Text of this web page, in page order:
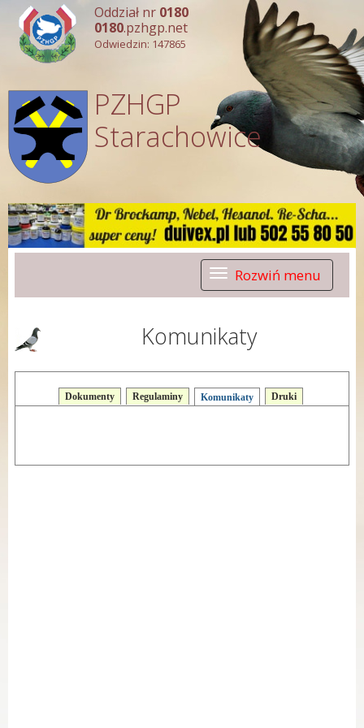
Oddział nr 0180
0180.pzhgp.net
Odwiedzin: 147865
PZHGP
Starachowice
Toggle
navigation
Rozwiń menu
Komunikaty
Dokumenty Regulaminy Komunikaty Druki